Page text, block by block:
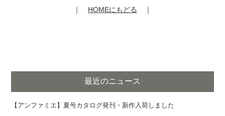
｜ HOMEにもどる ｜
最近のニュース
【アンファミエ】夏号カタログ発刊・新作入荷しました